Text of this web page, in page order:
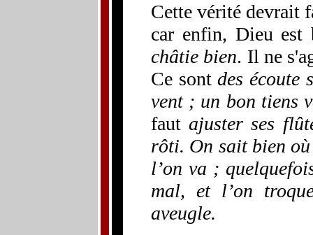
Cette vérité devrait
car enfin, Dieu
châtie bien. Il ne
Ce sontdes écoute
vent ; un bon tiens
fautajuster ses
rôti. On sait bien où
l’on va ;
mal, et l’on
aveugle.